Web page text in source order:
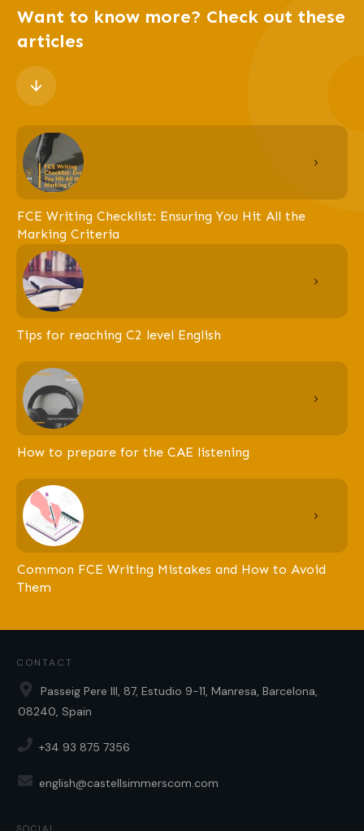
Want to know more? Check out these
articles
FCE Writing Checklist: Ensuring You Hit All the
Marking Criteria
Tips for reaching C2 level English
How to prepare for the CAE listening
Common FCE Writing Mistakes and How to Avoid
Them
CONTACT
Passeig Pere III, 87, Estudio 9-11, Manresa, Barcelona,
08240, Spain
+34 93 875 7356
english@castellsimmerscom.com
SOCIAL